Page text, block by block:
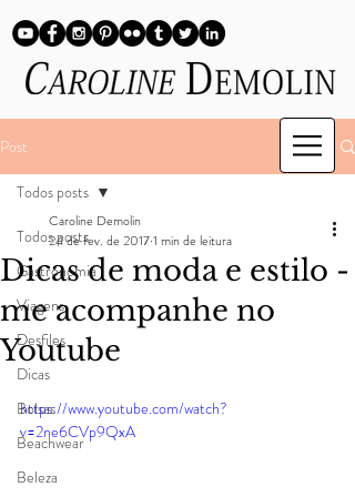
Post
Todos posts
Gastronomia
Viagens
Desfiles
Dicas
Bolsas
Beachwear
Beleza
Todos posts
Dicas de moda e estilo -
me acompanhe no
Youtube
Caroline Demolin
24 de fev. de 20171 min de leitura
https://www.youtube.com/watch?
v=2ne6CVp9QxA